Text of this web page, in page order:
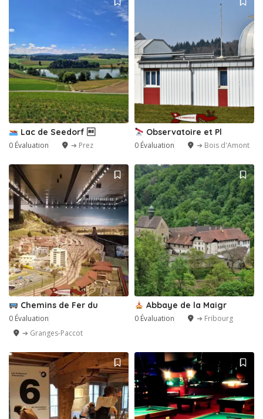
Lac de Seedorf 
0 Évaluation ➔ Prez
Observatoire et Pl
0 Évaluation ➔ Bois d'Amont
Chemins de Fer du
0 Évaluation
➔ Granges-Paccot
Abbaye de la Maigr
0 Évaluation ➔ Fribourg